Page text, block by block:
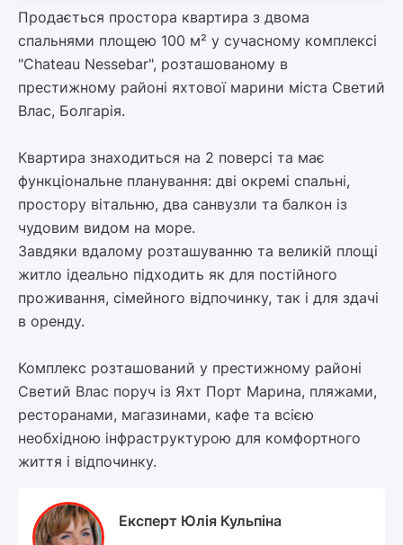
Продається простора квартира з двома
спальнями площею 100 м² у сучасному комплексі
"Chateau Nessebar", розташованому в
престижному районі яхтової марини міста Светий
Влас, Болгарія.
Квартира знаходиться на 2 поверсі та має
функціональне планування: дві окремі спальні,
простору вітальню, два санвузли та балкон із
чудовим видом на море.
Завдяки вдалому розташуванню та великій площі
житло ідеально підходить як для постійного
проживання, сімейного відпочинку, так і для здачі
в оренду.
Комплекс розташований у престижному районі
Светий Влас поруч із Яхт Порт Марина, пляжами,
ресторанами, магазинами, кафе та всією
необхідною інфраструктурою для комфортного
життя і відпочинку.
Експерт Юлія Кульпіна